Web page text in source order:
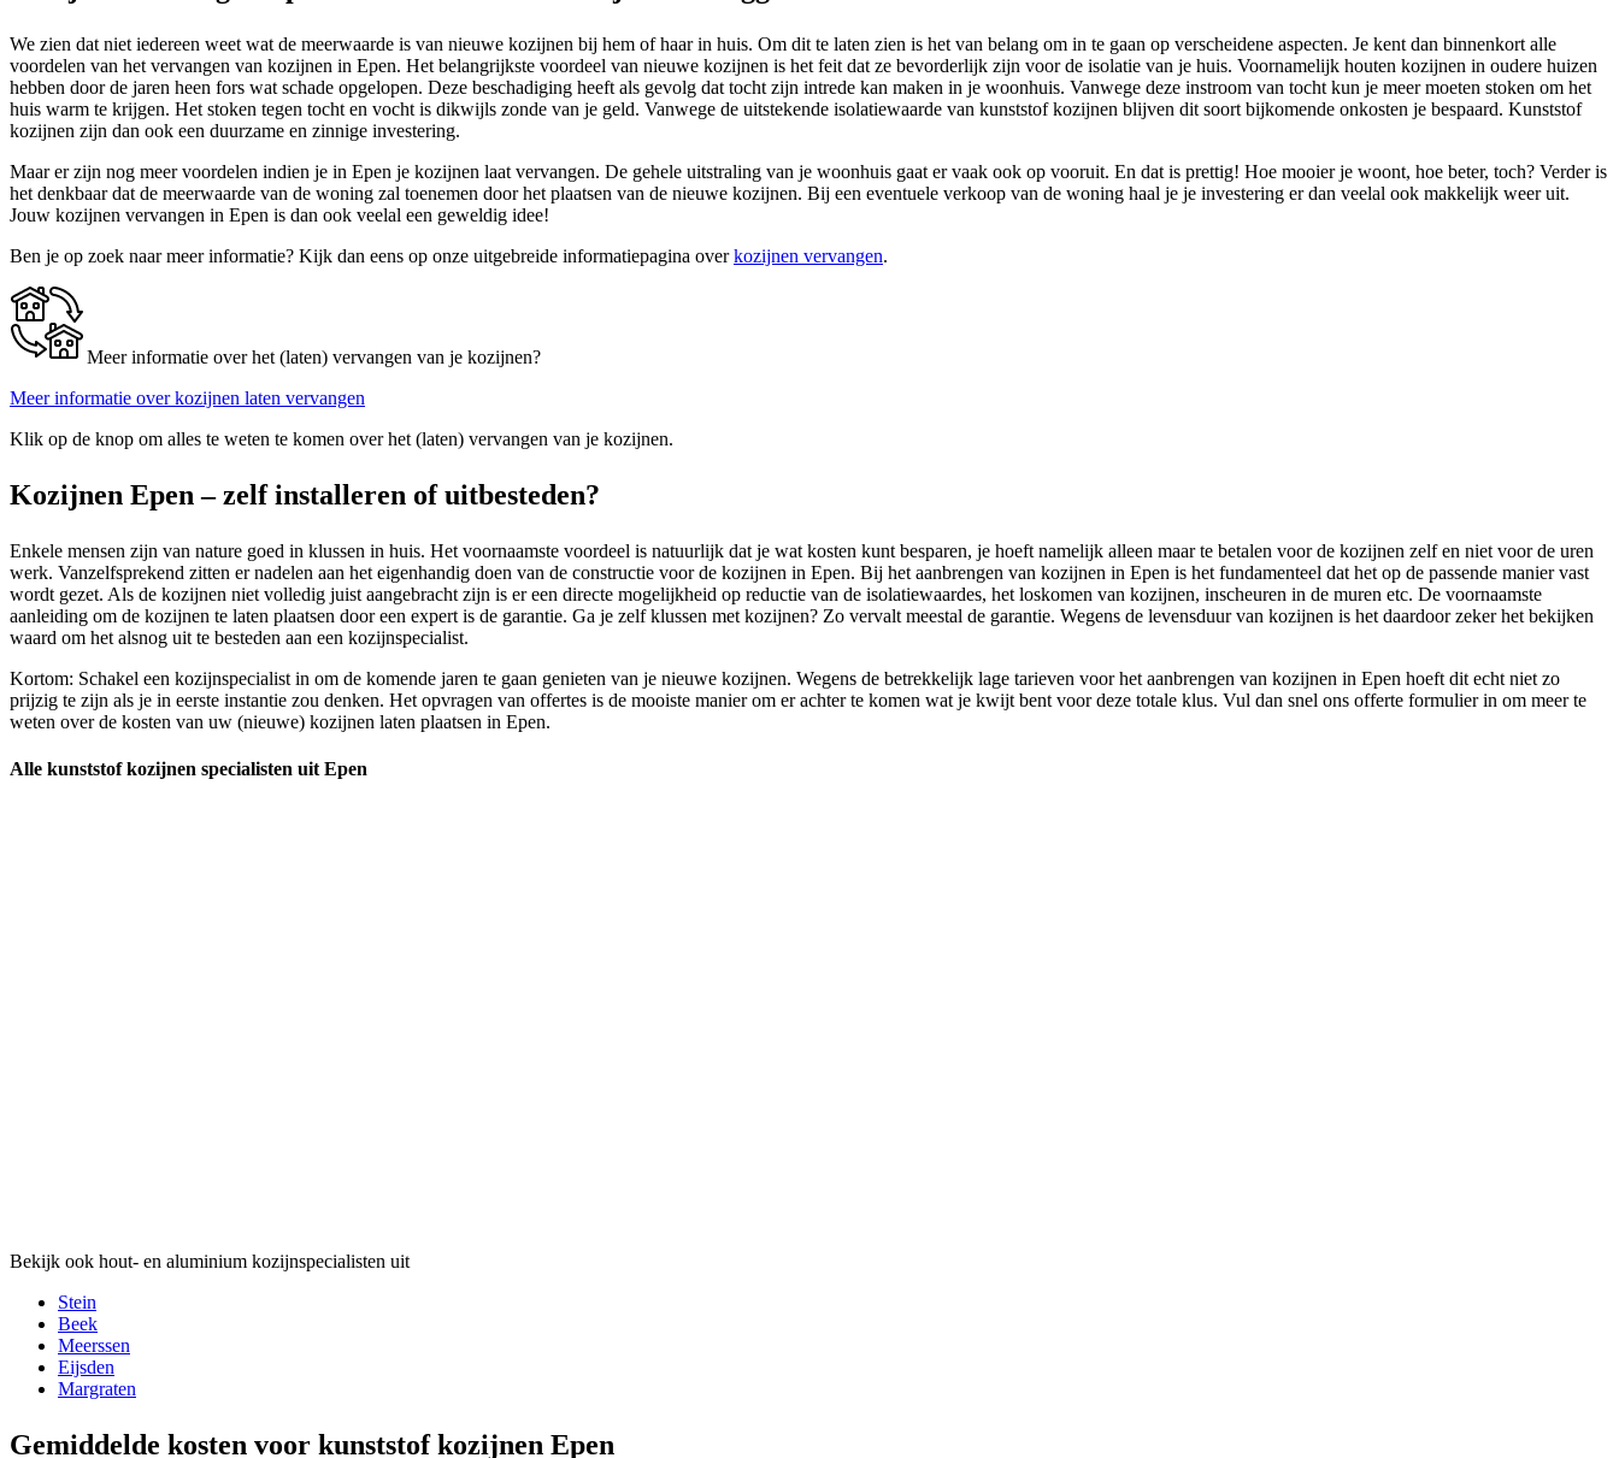
We zien dat niet iedereen weet wat de meerwaarde is van nieuwe kozijnen bij hem of haar in huis. Om dit te laten zien is het van belang om in te gaan op verscheidene aspecten. Je kent dan binnenkort alle
voordelen van het vervangen van kozijnen in Epen. Het belangrijkste voordeel van nieuwe kozijnen is het feit dat ze bevorderlijk zijn voor de isolatie van je huis. Voornamelijk houten kozijnen in oudere huizen
hebben door de jaren heen fors wat schade opgelopen. Deze beschadiging heeft als gevolg dat tocht zijn intrede kan maken in je woonhuis. Vanwege deze instroom van tocht kun je meer moeten stoken om het
huis warm te krijgen. Het stoken tegen tocht en vocht is dikwijls zonde van je geld. Vanwege de uitstekende isolatiewaarde van kunststof kozijnen blijven dit soort bijkomende onkosten je bespaard. Kunststof
kozijnen zijn dan ook een duurzame en zinnige investering.
Maar er zijn nog meer voordelen indien je in Epen je kozijnen laat vervangen. De gehele uitstraling van je woonhuis gaat er vaak ook op vooruit. En dat is prettig! Hoe mooier je woont, hoe beter, toch? Verder is
het denkbaar dat de meerwaarde van de woning zal toenemen door het plaatsen van de nieuwe kozijnen. Bij een eventuele verkoop van de woning haal je je investering er dan veelal ook makkelijk weer uit.
Jouw kozijnen vervangen in Epen is dan ook veelal een geweldig idee!
Ben je op zoek naar meer informatie? Kijk dan eens op onze uitgebreide informatiepagina overkozijnen vervangen.
Meer informatie over het (laten) vervangen van je kozijnen?
Meer informatie over kozijnen laten vervangen
Klik op de knop om alles te weten te komen over het (laten) vervangen van je kozijnen.
Kozijnen Epen – zelf installeren of uitbesteden?
Enkele mensen zijn van nature goed in klussen in huis. Het voornaamste voordeel is natuurlijk dat je wat kosten kunt besparen, je hoeft namelijk alleen maar te betalen voor de kozijnen zelf en niet voor de uren
werk. Vanzelfsprekend zitten er nadelen aan het eigenhandig doen van de constructie voor de kozijnen in Epen. Bij het aanbrengen van kozijnen in Epen is het fundamenteel dat het op de passende manier vast
wordt gezet. Als de kozijnen niet volledig juist aangebracht zijn is er een directe mogelijkheid op reductie van de isolatiewaardes, het loskomen van kozijnen, inscheuren in de muren etc. De voornaamste
aanleiding om de kozijnen te laten plaatsen door een expert is de garantie. Ga je zelf klussen met kozijnen? Zo vervalt meestal de garantie. Wegens de levensduur van kozijnen is het daardoor zeker het bekijken
waard om het alsnog uit te besteden aan een kozijnspecialist.
Kortom: Schakel een kozijnspecialist in om de komende jaren te gaan genieten van je nieuwe kozijnen. Wegens de betrekkelijk lage tarieven voor het aanbrengen van kozijnen in Epen hoeft dit echt niet zo
prijzig te zijn als je in eerste instantie zou denken. Het opvragen van offertes is de mooiste manier om er achter te komen wat je kwijt bent voor deze totale klus. Vul dan snel ons offerte formulier in om meer te
weten over de kosten van uw (nieuwe) kozijnen laten plaatsen in Epen.
Alle kunststof kozijnen specialisten uit Epen
Bekijk ook hout- en aluminium kozijnspecialisten uit
Stein
Beek
Meerssen
Eijsden
Margraten
Gemiddelde kosten voor kunststof kozijnen Epen